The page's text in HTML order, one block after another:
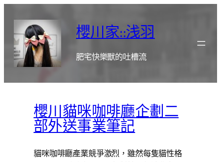
櫻川家::浅羽
肥宅快樂獸的吐槽流
櫻川貓咪咖啡廳企劃二
部外送事業筆記
貓咪咖啡廳產業競爭激烈，雖然每隻貓性格